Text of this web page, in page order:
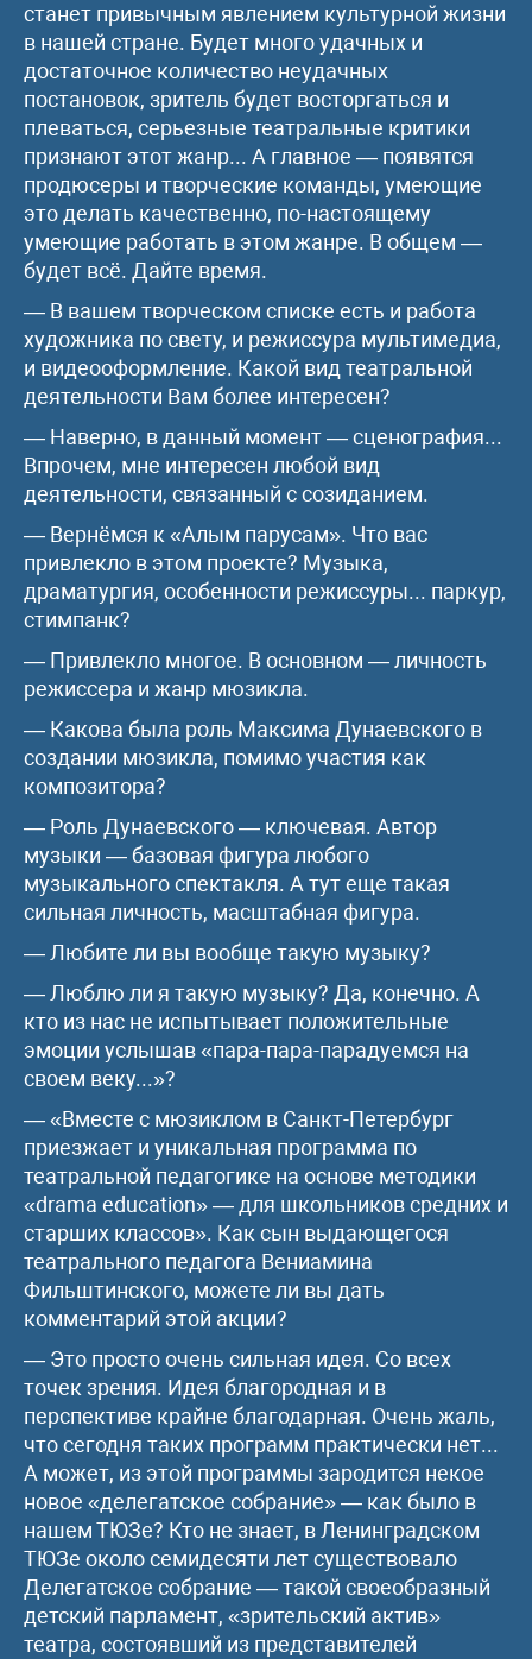
станет привычным явлением культурной жизни
в нашей стране. Будет много удачных и
достаточное количество неудачных
постановок, зритель будет восторгаться и
плеваться, серьезные театральные критики
признают этот жанр... А главное — появятся
продюсеры и творческие команды, умеющие
это делать качественно, по-настоящему
умеющие работать в этом жанре. В общем —
будет всё. Дайте время.
— В вашем творческом списке есть и работа
художника по свету, и режиссура мультимедиа,
и видеооформление. Какой вид театральной
деятельности Вам более интересен?
— Наверно, в данный момент — сценография...
Впрочем, мне интересен любой вид
деятельности, связанный с созиданием.
— Вернёмся к «Алым парусам». Что вас
привлекло в этом проекте? Музыка,
драматургия, особенности режиссуры... паркур,
стимпанк?
— Привлекло многое. В основном — личность
режиссера и жанр мюзикла.
— Какова была роль Максима Дунаевского в
создании мюзикла, помимо участия как
композитора?
— Роль Дунаевского — ключевая. Автор
музыки — базовая фигура любого
музыкального спектакля. А тут еще такая
сильная личность, масштабная фигура.
— Любите ли вы вообще такую музыку?
— Люблю ли я такую музыку? Да, конечно. А
кто из нас не испытывает положительные
эмоции услышав «пара-пара-парадуемся на
своем веку...»?
— «Вместе с мюзиклом в Санкт-Петербург
приезжает и уникальная программа по
театральной педагогике на основе методики
«drama education» — для школьников средних и
старших классов». Как сын выдающегося
театрального педагога Вениамина
Фильштинского, можете ли вы дать
комментарий этой акции?
— Это просто очень сильная идея. Со всех
точек зрения. Идея благородная и в
перспективе крайне благодарная. Очень жаль,
что сегодня таких программ практически нет...
А может, из этой программы зародится некое
новое «делегатское собрание» — как было в
нашем ТЮЗе? Кто не знает, в Ленинградском
ТЮЗе около семидесяти лет существовало
Делегатское собрание — такой своеобразный
детский парламент, «зрительский актив»
театра, состоявший из представителей